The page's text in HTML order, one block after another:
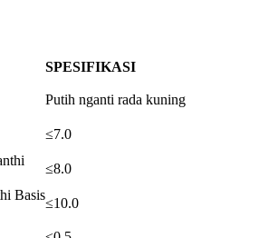
SPESIFIKASI
Putih nganti rada kuning
≤7.0
≤8.0
Basis
≤10.0